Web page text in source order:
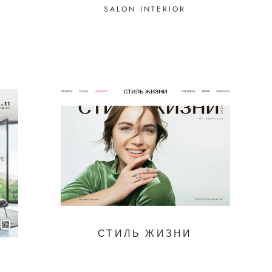
SALON INTERIOR
СТИЛЬ ЖИЗНИ